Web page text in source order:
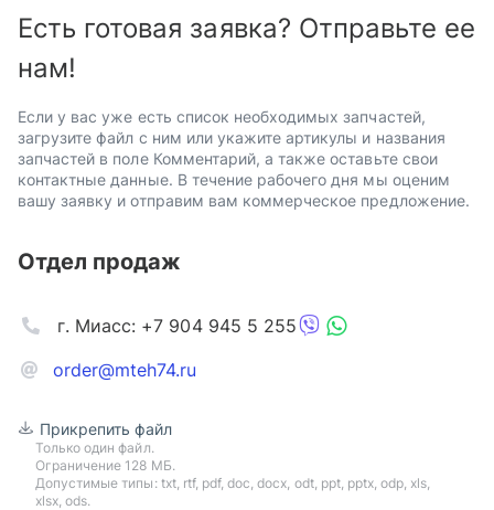
Есть готовая заявка? Отправьте ее
нам!
Если у вас уже есть список необходимых запчастей,
загрузите файл с ним или укажите артикулы и названия
запчастей в поле Комментарий, а также оставьте свои
контактные данные. В течение рабочего дня мы оценим
вашу заявку и отправим вам коммерческое предложение.
Отдел продаж
order@mteh74.ru
г. Миасс: +7 904 945 5 255
Прикрепить файл
Только один файл.
Ограничение 128 МБ.
Допустимые типы: txt, rtf, pdf, doc, docx, odt, ppt, pptx, odp, xls,
xlsx, ods.